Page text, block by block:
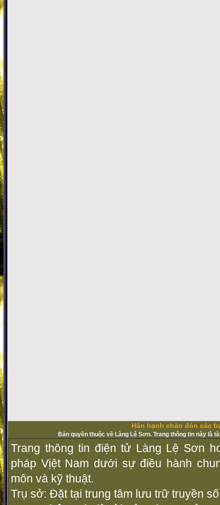
Hân hạnh chào đón các
Bản quyền thuộc về Làng Lệ Sơn. Trang thông tin này là
Trang thông tin điện tử Làng Lệ Sơn
pháp Vịệt Nam dưới sự điều hành
môn và kỹ thuật.
Trụ sở: Đặt tại trung tâm lưu trữ truyền